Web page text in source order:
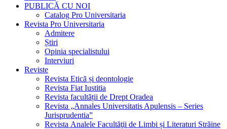
PUBLICĂ CU NOI
Catalog Pro Universitaria
Revista Pro Universitaria
Admitere
Știri
Opinia specialistului
Interviuri
Reviste
Revista Etică și deontologie
Revista Fiat Iustitia
Revista facultății de Drept Oradea
Revista „Annales Universitatis Apulensis – Series
Jurisprudentia”
Revista Analele Facultăţii de Limbi și Literaturi Străine